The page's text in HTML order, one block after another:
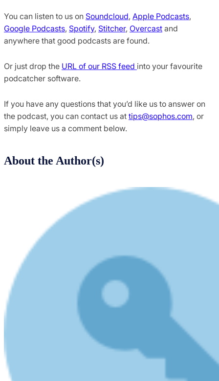
You can listen to us on Soundcloud, Apple Podcasts,
Google Podcasts, Spotify, Stitcher, Overcast and
anywhere that good podcasts are found.
Or just drop the URL of our RSS feed into your favourite
podcatcher software.
If you have any questions that you’d like us to answer on
the podcast, you can contact us at tips@sophos.com, or
simply leave us a comment below.
About the Author(s)